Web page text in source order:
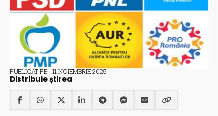
PUBLICAT PE : 11 NOIEMBRIE 2025
Distribuie știrea